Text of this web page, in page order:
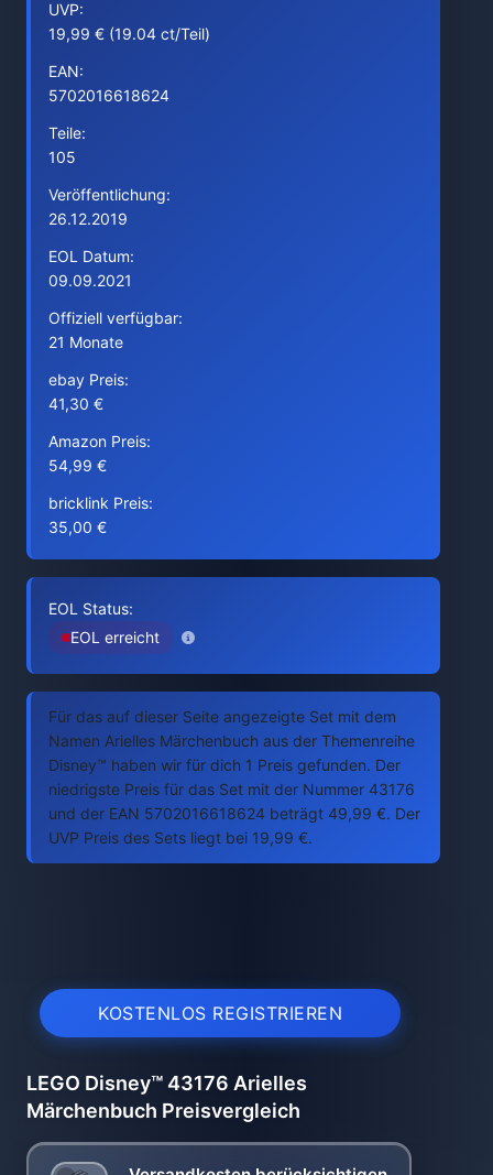
UVP:
19,99 € (19.04 ct/Teil)
EAN:
5702016618624
Teile:
105
Veröffentlichung:
26.12.2019
EOL Datum:
09.09.2021
Offiziell verfügbar:
21 Monate
ebay Preis:
41,30 €
Amazon Preis:
54,99 €
bricklink Preis:
35,00 €
EOL Status:
EOL erreicht
Für das auf dieser Seite angezeigte Set mit dem
Namen Arielles Märchenbuch aus der Themenreihe
Disney™ haben wir für dich 1 Preis gefunden. Der
niedrigste Preis für das Set mit der Nummer 43176
und der EAN 5702016618624 beträgt 49,99 €. Der
UVP Preis des Sets liegt bei 19,99 €.
KOSTENLOS REGISTRIEREN
LEGO Disney™ 43176 Arielles
Märchenbuch Preisvergleich